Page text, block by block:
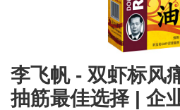
李飞帆 - 双虾标风
抽筋最佳选择 | 企